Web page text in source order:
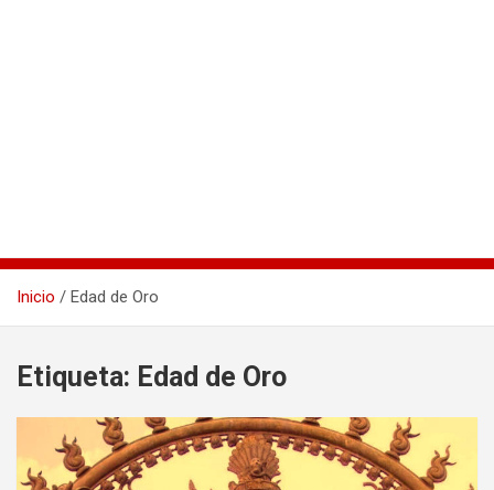
Inicio Edad de Oro
Etiqueta: Edad de Oro